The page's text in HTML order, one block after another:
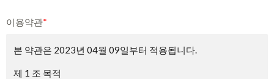
이용약관*
본 약관은 2023년 04월 09일부터 적용됩니다.
제 1 조 목적